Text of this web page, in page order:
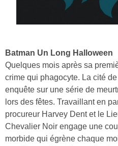
Batman Un Long Halloween
Quelques mois après sa
crime qui phagocyte. La cité
enquête sur une série de
lors des fêtes. Travaillant en
procureur Harvey Dent et le
Chevalier Noir engage une
morbide qui égrène chaque